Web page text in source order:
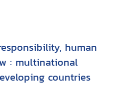
human
: multinational
countries